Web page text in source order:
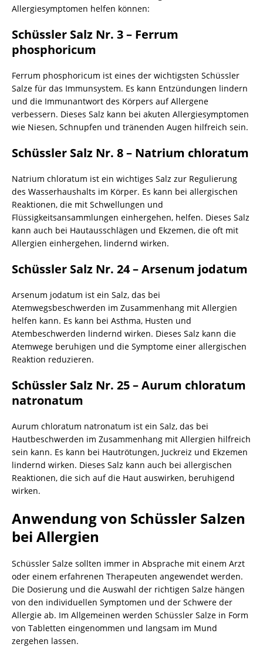
Allergiesymptomen helfen können:
Schüssler Salz Nr. 3 – Ferrum
phosphoricum
Ferrum phosphoricum ist eines der wichtigsten Schüssler
Salze für das Immunsystem. Es kann Entzündungen lindern
und die Immunantwort des Körpers auf Allergene
verbessern. Dieses Salz kann bei akuten Allergiesymptomen
wie Niesen, Schnupfen und tränenden Augen hilfreich sein.
Schüssler Salz Nr. 8 – Natrium chloratum
Natrium chloratum ist ein wichtiges Salz zur Regulierung
des Wasserhaushalts im Körper. Es kann bei allergischen
Reaktionen, die mit Schwellungen und
Flüssigkeitsansammlungen einhergehen, helfen. Dieses Salz
kann auch bei Hautausschlägen und Ekzemen, die oft mit
Allergien einhergehen, lindernd wirken.
Schüssler Salz Nr. 24 – Arsenum jodatum
Arsenum jodatum ist ein Salz, das bei
Atemwegsbeschwerden im Zusammenhang mit Allergien
helfen kann. Es kann bei Asthma, Husten und
Atembeschwerden lindernd wirken. Dieses Salz kann die
Atemwege beruhigen und die Symptome einer allergischen
Reaktion reduzieren.
Schüssler Salz Nr. 25 – Aurum chloratum
natronatum
Aurum chloratum natronatum ist ein Salz, das bei
Hautbeschwerden im Zusammenhang mit Allergien hilfreich
sein kann. Es kann bei Hautrötungen, Juckreiz und Ekzemen
lindernd wirken. Dieses Salz kann auch bei allergischen
Reaktionen, die sich auf die Haut auswirken, beruhigend
wirken.
Anwendung von Schüssler Salzen
bei Allergien
Schüssler Salze sollten immer in Absprache mit einem Arzt
oder einem erfahrenen Therapeuten angewendet werden.
Die Dosierung und die Auswahl der richtigen Salze hängen
von den individuellen Symptomen und der Schwere der
Allergie ab. Im Allgemeinen werden Schüssler Salze in Form
von Tabletten eingenommen und langsam im Mund
zergehen lassen.